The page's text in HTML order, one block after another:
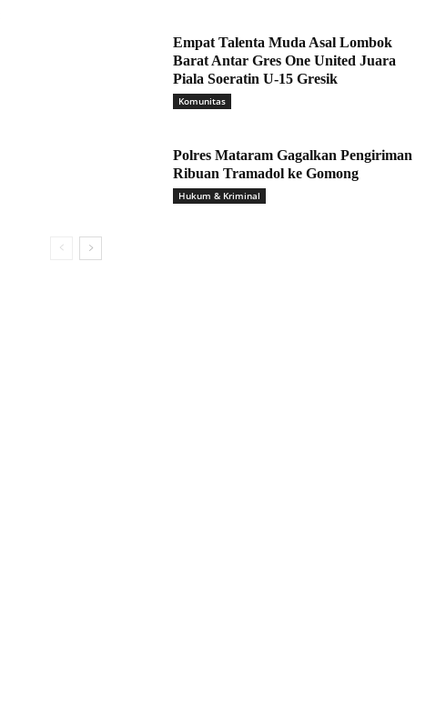
Empat Talenta Muda Asal Lombok
Barat Antar Gres One United Juara
Piala Soeratin U-15 Gresik
Komunitas
Polres Mataram Gagalkan Pengiriman
Ribuan Tramadol ke Gomong
Hukum & Kriminal